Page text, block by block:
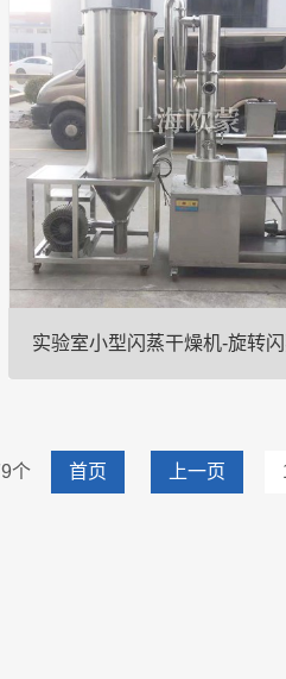
室环境的高效、多功能的干燥设备，
液体、溶液或悬浮液等物料通过喷雾
为干燥颗粒。以下是该设备的详细描
结构l喷雾系统：喷雾系统通常
底部，在搅拌器带动下形成强有力的
个 首页 上一页